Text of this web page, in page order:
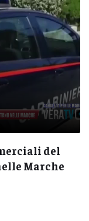
del
Marche